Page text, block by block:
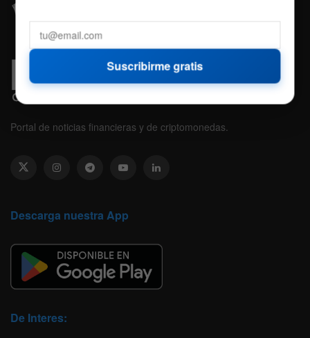
Portal de noticias financieras y de criptomonedas.
Descarga nuestra App
De Interes:
Suscribirme gratis